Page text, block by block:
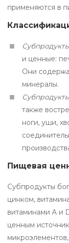
применяются в
и ценные:
Они
минералы.
также
ноги, уши,
Пищевая
Субпродукты
цинком,
витаминами A и
ценным